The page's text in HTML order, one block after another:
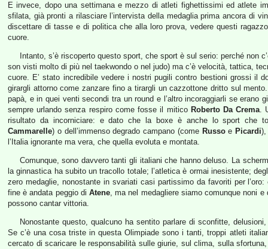
E invece, dopo una settimana e mezzo di atleti fighettissimi ed atlete
sfilata, già pronti a rilasciare l’intervista della medaglia prima ancora di
discettare di tasse e di politica che alla loro prova, vedere questi
cuore.
Intanto, s’è riscoperto questo sport, che sport è sul serio: perché non
son visti molto di più nel taekwondo o nel judo) ma c’è velocità, tattica,
cuore. E’ stato incredibile vedere i nostri pugili contro bestioni grossi il
girargli attorno come zanzare fino a tirargli un cazzottone dritto sul
papà, e in quei venti secondi tra un round e l’altro incoraggiarli se
sempre urlando senza respiro come fosse il mitico Roberto Da Crema.
risultato da incorniciare: e dato che la boxe è anche lo sport che
Cammarelle) o dell’immenso degrado campano (come Russoe Picardi),
l’Italia ignorante ma vera, che quella evoluta e montata.
Comunque, sono davvero tanti gli italiani che hanno deluso. La
la ginnastica ha subito un tracollo totale; l’atletica è ormai inesistente;
zero medaglie, nonostante in svariati casi partissimo da favoriti per
fine è andata peggio diAtene, ma nel medagliere siamo comunque noni
possono cantar vittoria.
Nonostante questo, qualcuno ha sentito parlare di sconfitte,
Se c’è una cosa triste in questa Olimpiade sono i tanti, troppi atleti
cercato di scaricare le responsabilità sulle giurie, sul clima, sulla